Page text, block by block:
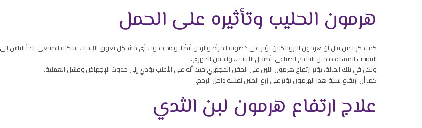
هرمون الحليب وتأثيره على الحمل
كما ذكرنا من قبل أن هرمون البرولاكتين يؤثر على خصوبة المرأة والرجل أيضًا، وعند حدوث أي مشاكل تعوق الإنجاب بشكله الطبيعي يلجأ الناس إلى
التقنيات المساعدة مثل التلقيح الصناعي، أطفال الأنابيب، والحقن الجهري.
ولكن في تلك الحالة، يؤثر ارتفاع هرمون اللبن على الحقن المجهري حيث أنه على الأغلب يؤدي إلى حدوث الإجهاض وفشل العملية.
كما أن ارتفاع نسبة هذا الهرمون تؤثر على زرع الجنين نفسه داخل الرحم.
علاج ارتفاع هرمون لبن الثدي